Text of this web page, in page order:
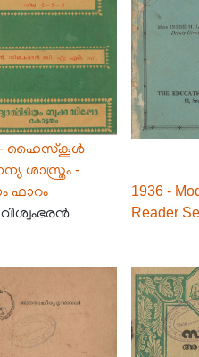
- ഹൈസ്കൂൾ
ശാസ്ത്രം -
ഫാറം
1936 -
Reader